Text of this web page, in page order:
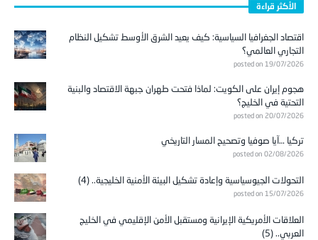
الأكثر قراءة
اقتصاد الجغرافيا السياسية: كيف يعيد الشرق الأوسط تشكيل النظام
التجاري العالمي؟
posted on 19/07/2026
هجوم إيران على الكويت: لماذا فتحت طهران جبهة الاقتصاد والبنية
التحتية في الخليج؟
posted on 20/07/2026
تركيا …آيا صوفيا وتصحيح المسار التاريخي
posted on 02/08/2026
التحولات الجيوسياسية وإعادة تشكيل البيئة الأمنية الخليجية.. (4)
posted on 15/07/2026
العلاقات الأمريكية الإيرانية ومستقبل الأمن الإقليمي في الخليج
العربي.. (5)